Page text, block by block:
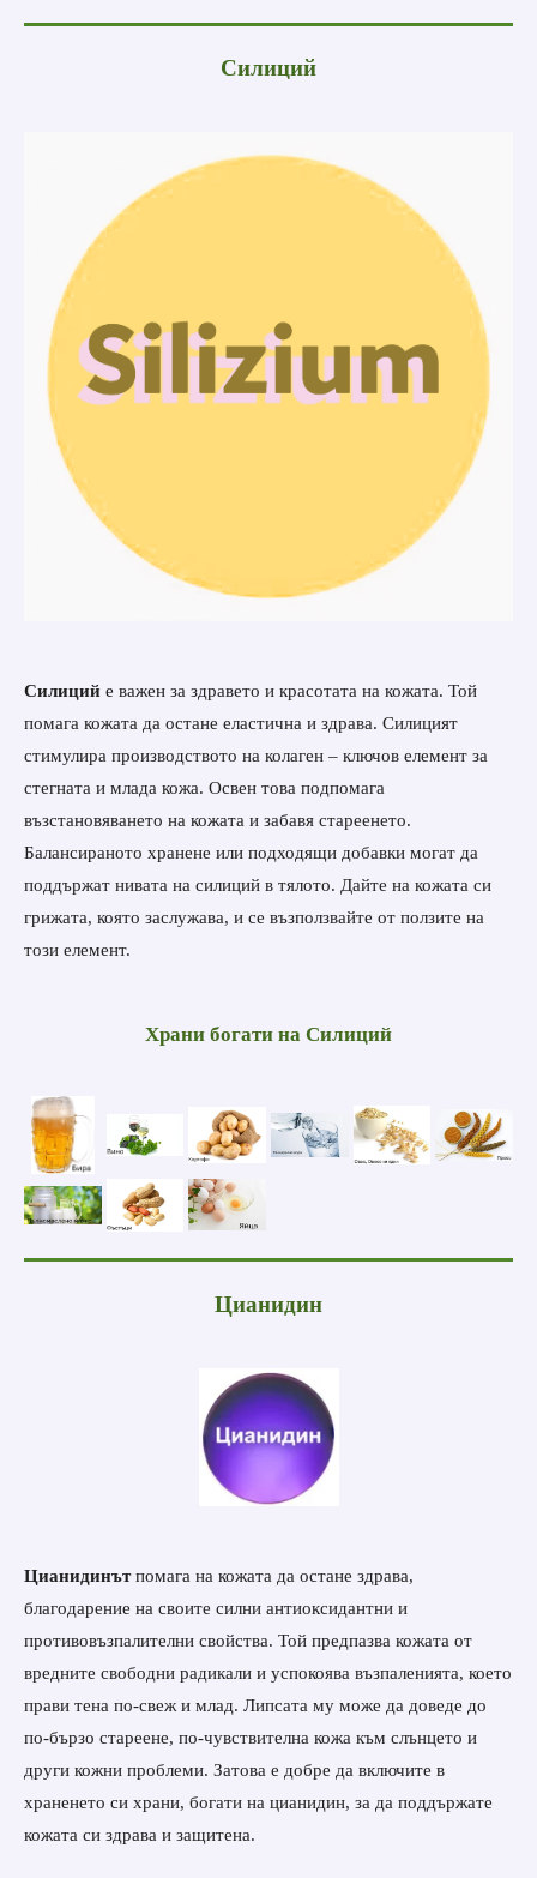
Силиций
Силиций е важен за здравето и красотата на кожата. Той
помага кожата да остане еластична и здрава. Силицият
стимулира производството на колаген – ключов елемент за
стегната и млада кожа. Освен това подпомага
възстановяването на кожата и забавя стареенето.
Балансираното хранене или подходящи добавки могат да
поддържат нивата на силиций в тялото. Дайте на кожата си
грижата, която заслужава, и се възползвайте от ползите на
този елемент.
Храни богати на Силиций
Цианидин
Цианидинътпомага на кожата да остане здрава,
благодарение на своите силни антиоксидантни и
противовъзпалителни свойства. Той предпазва кожата от
вредните свободни радикали и успокоява възпаленията, което
прави тена по-свеж и млад. Липсата му може да доведе до
по-бързо стареене, по-чувствителна кожа към слънцето и
други кожни проблеми. Затова е добре да включите в
храненето си храни, богати на цианидин, за да поддържате
кожата си здрава и защитена.